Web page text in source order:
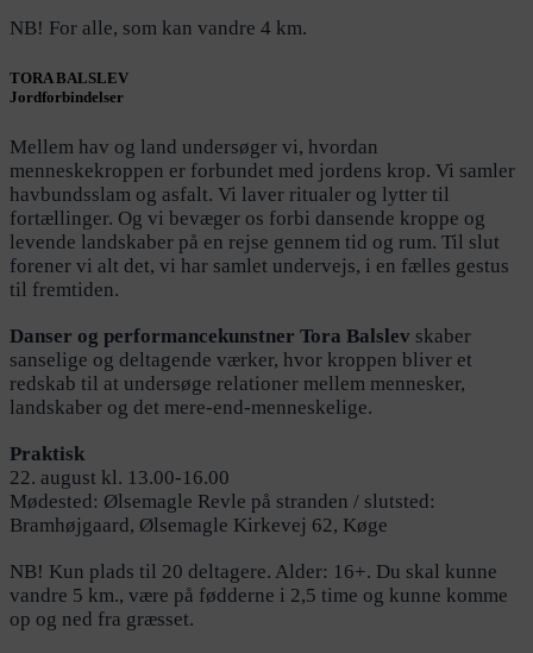
NB! For alle, som kan vandre 4 km.
TORA BALSLEV
Jordforbindelser
Mellem hav og land undersøger vi, hvordan
menneskekroppen er forbundet med jordens krop. Vi samler
havbundsslam og asfalt. Vi laver ritualer og lytter til
fortællinger. Og vi bevæger os forbi dansende kroppe og
levende landskaber på en rejse gennem tid og rum. Til slut
forener vi alt det, vi har samlet undervejs, i en fælles gestus
til fremtiden.
Danser og performancekunstner Tora Balslev skaber
sanselige og deltagende værker, hvor kroppen bliver et
redskab til at undersøge relationer mellem mennesker,
landskaber og det mere-end-menneskelige.
Praktisk
22. august kl. 13.00-16.00
Mødested: Ølsemagle Revle på stranden / slutsted:
Bramhøjgaard, Ølsemagle Kirkevej 62, Køge
NB! Kun plads til 20 deltagere. Alder: 16+. Du skal kunne
vandre 5 km., være på fødderne i 2,5 time og kunne komme
op og ned fra græsset.